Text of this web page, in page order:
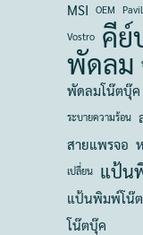
MSI OEM
Vostro
คีย์
พัดลม
พัดลมโน๊ตบุ๊ค
ระบายความร้อน
สายแพรจอ
เปลี่ยน
แป้น
แป้นพิมพ์โน๊
โน๊ตบุ๊ค